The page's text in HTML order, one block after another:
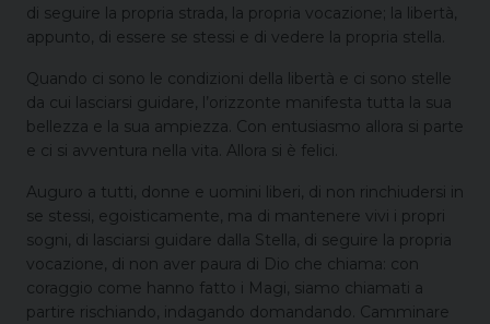
di seguire la propria strada, la propria vocazione; la libertà,
appunto, di essere se stessi e di vedere la propria stella.
Quando ci sono le condizioni della libertà e ci sono stelle
da cui lasciarsi guidare, l’orizzonte manifesta tutta la sua
bellezza e la sua ampiezza. Con entusiasmo allora si parte
e ci si avventura nella vita. Allora si è felici.
Auguro a tutti, donne e uomini liberi, di non rinchiudersi in
se stessi, egoisticamente, ma di mantenere vivi i propri
sogni, di lasciarsi guidare dalla Stella, di seguire la propria
vocazione, di non aver paura di Dio che chiama: con
coraggio come hanno fatto i Magi, siamo chiamati a
partire rischiando, indagando domandando. Camminare